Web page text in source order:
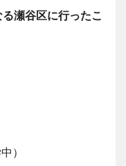
瀬谷区に行ったこ
）